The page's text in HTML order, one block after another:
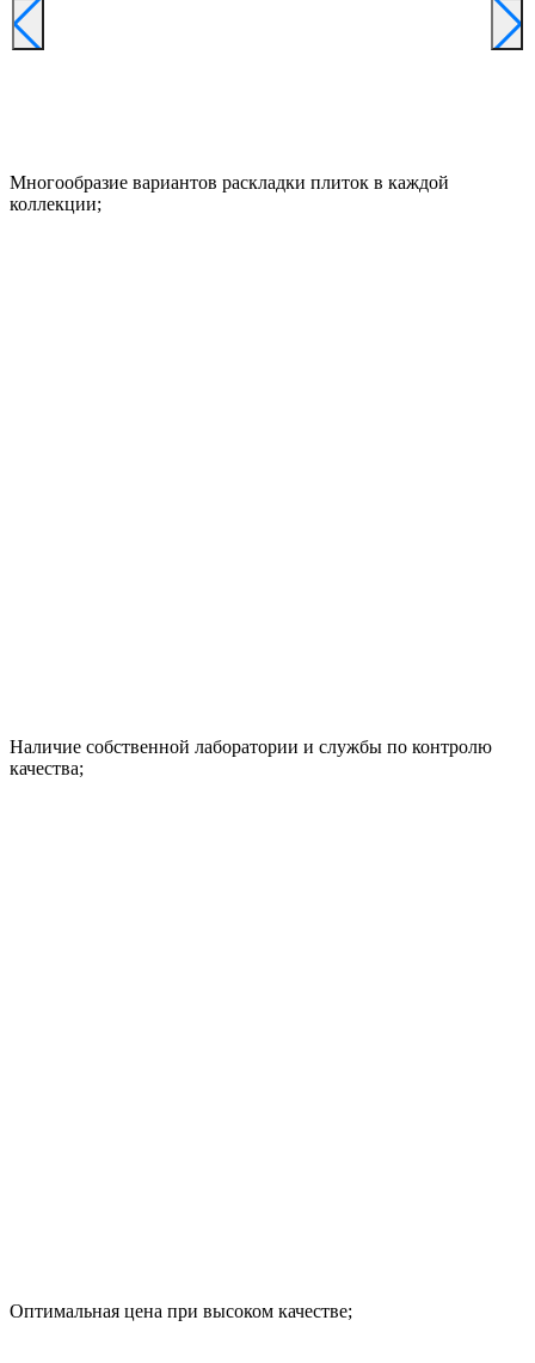
Многообразие вариантов раскладки плиток в каждой
коллекции;
Наличие собственной лаборатории и службы по контролю
качества;
Оптимальная цена при высоком качестве;